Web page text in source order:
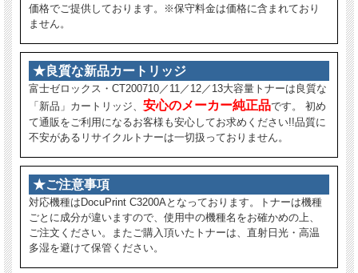
価格でご提供しております。※保守料金は価格に含まれており
ません。
★良質な新品カートリッジ
富士ゼロックス・CT200710／11／12／13大容量トナーは良質な
「新品」カートリッジ、 安心のメーカー純正品です。 初め
て通販をご利用になるお客様も安心してお求めください!!品質に
不安があるリサイクルトナーは一切扱っておりません。
★ご注意事項
対応機種はDocuPrint C3200Aとなっております。トナーは機種
ごとに成分が違いますので、使用中の機種名をお確かめの上、
ご注文ください。またご購入頂いたトナーは、直射日光・高温
多湿を避けて保管ください。